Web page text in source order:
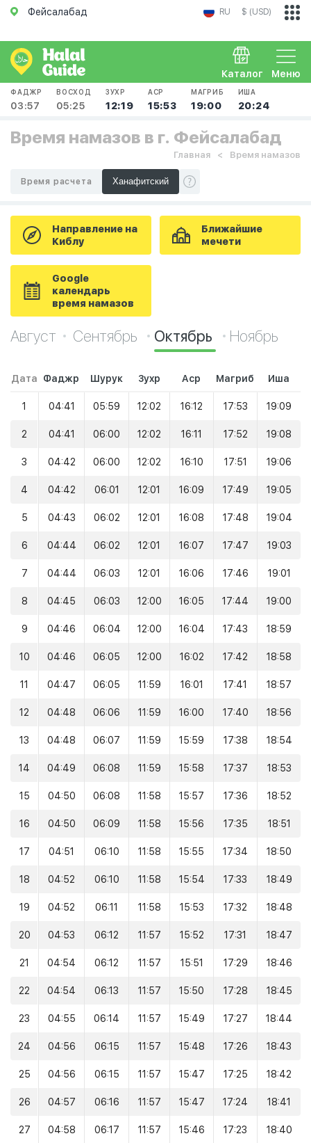
Фейсалабад RU $ (USD)
Меню
Каталог
ФАДЖР
03:57
ВОСХОД
05:25
ЗУХР
12:19
АСР
15:53
МАГРИБ
19:00
ИША
20:24
Время намазов в г. Фейсалабад
Главная Время намазов
Время расчета
Направление на
Киблу
Ближайшие
мечети
Google
календарь
время намазов
Август Сентябрь Октябрь Ноябрь
Дата Фаджр Шурук Зухр Аср Магриб Иша
1 04:41 05:59 12:02 16:12 17:53 19:09
2 04:41 06:00 12:02 16:11 17:52 19:08
3 04:42 06:00 12:02 16:10 17:51 19:06
4 04:42 06:01 12:01 16:09 17:49 19:05
5 04:43 06:02 12:01 16:08 17:48 19:04
6 04:44 06:02 12:01 16:07 17:47 19:03
7 04:44 06:03 12:01 16:06 17:46 19:01
8 04:45 06:03 12:00 16:05 17:44 19:00
9 04:46 06:04 12:00 16:04 17:43 18:59
10 04:46 06:05 12:00 16:02 17:42 18:58
11 04:47 06:05 11:59 16:01 17:41 18:57
12 04:48 06:06 11:59 16:00 17:40 18:56
13 04:48 06:07 11:59 15:59 17:38 18:54
14 04:49 06:08 11:59 15:58 17:37 18:53
15 04:50 06:08 11:58 15:57 17:36 18:52
16 04:50 06:09 11:58 15:56 17:35 18:51
17 04:51 06:10 11:58 15:55 17:34 18:50
18 04:52 06:10 11:58 15:54 17:33 18:49
19 04:52 06:11 11:58 15:53 17:32 18:48
20 04:53 06:12 11:57 15:52 17:31 18:47
21 04:54 06:12 11:57 15:51 17:29 18:46
22 04:54 06:13 11:57 15:50 17:28 18:45
23 04:55 06:14 11:57 15:49 17:27 18:44
24 04:56 06:15 11:57 15:48 17:26 18:43
25 04:56 06:15 11:57 15:47 17:25 18:42
26 04:57 06:16 11:57 15:47 17:24 18:41
27 04:58 06:17 11:57 15:46 17:23 18:40